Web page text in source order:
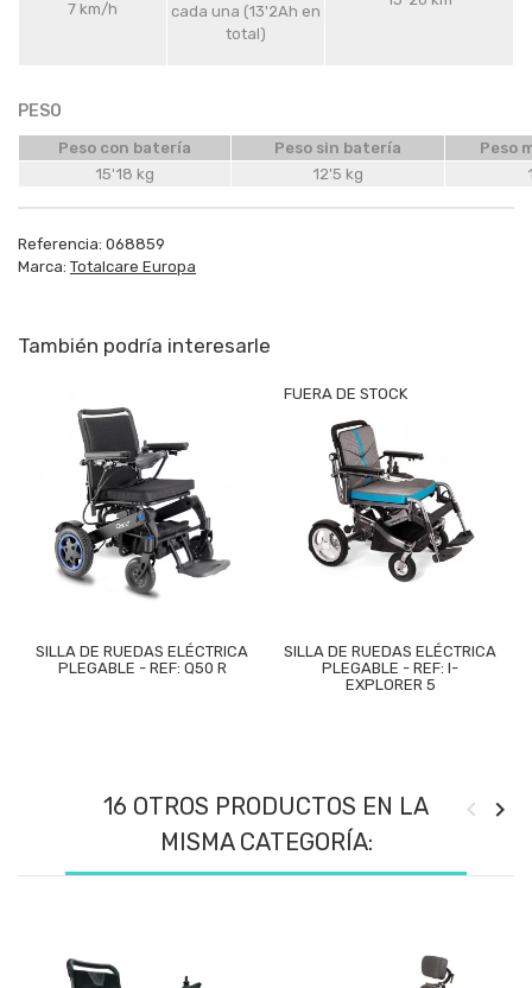
7 km/h
cada una (13'2Ah en
total)
PESO
Peso con batería Peso sin batería
Peso
15'18 kg
12'5 kg
Referencia: 068859
Marca: Totalcare Europa
También podría interesarle
SILLA DE RUEDAS ELÉCTRICA
PLEGABLE - REF: Q50 R
FUERA DE STOCK
SILLA DE RUEDAS ELÉCTRICA
PLEGABLE - REF: I-
EXPLORER 5
16 OTROS PRODUCTOS EN LA
MISMA CATEGORÍA: